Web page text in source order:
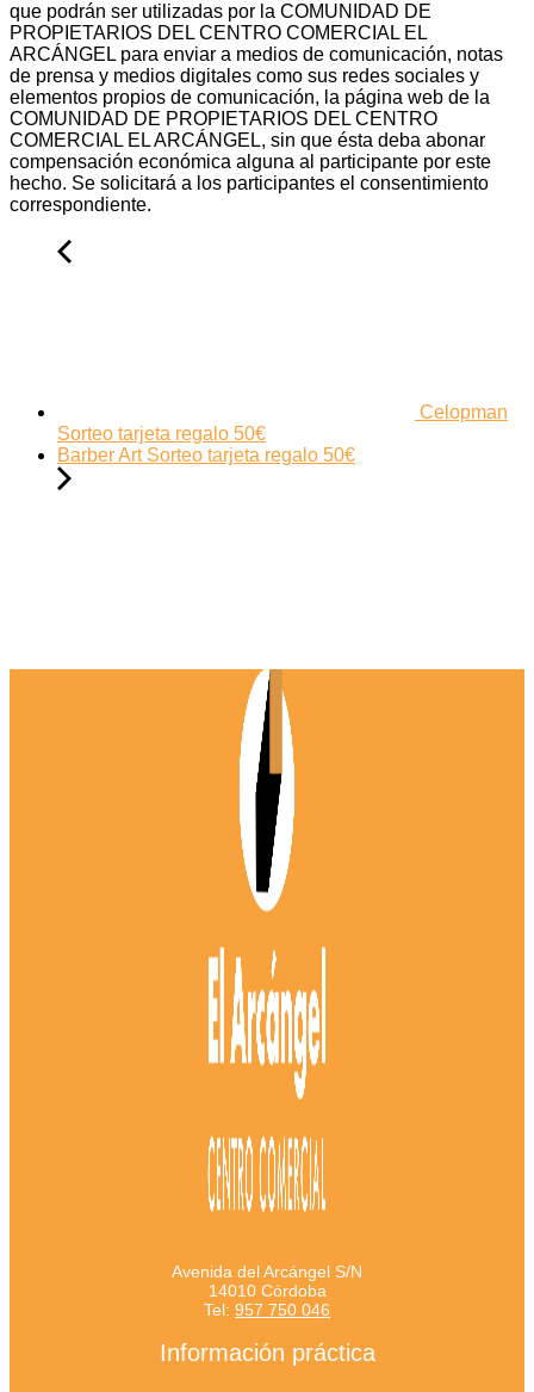
que podrán ser utilizadas por la COMUNIDAD DE
PROPIETARIOS DEL CENTRO COMERCIAL EL
ARCÁNGEL para enviar a medios de comunicación, notas
de prensa y medios digitales como sus redes sociales y
elementos propios de comunicación, la página web de la
COMUNIDAD DE PROPIETARIOS DEL CENTRO
COMERCIAL EL ARCÁNGEL, sin que ésta deba abonar
compensación económica alguna al participante por este
hecho. Se solicitará a los participantes el consentimiento
correspondiente.
Celopman
Sorteo tarjeta regalo 50€
Barber Art Sorteo tarjeta regalo 50€
Avenida del Arcángel S/N
14010 Córdoba
Tel: 957 750 046
Información práctica